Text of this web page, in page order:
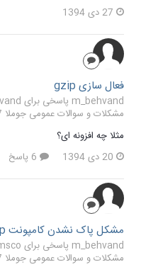
27 دی 1394
فعال سازی gzip
m_behvand پاسخی برای m_behvand در یک موضوع ارسال کرد در
مشکلات و سوالات عمومی جوملا 1.7 و 2.5
مثلا چه افزونه ای؟
20 دی 1394
مشکل پاک نشدن کامپونت xmap ؟؟
m_behvand پاسخی برای drsmsco در یک موضوع ارسال کرد در
مشکلات و سوالات عمومی جوملا 1.7 و 2.5